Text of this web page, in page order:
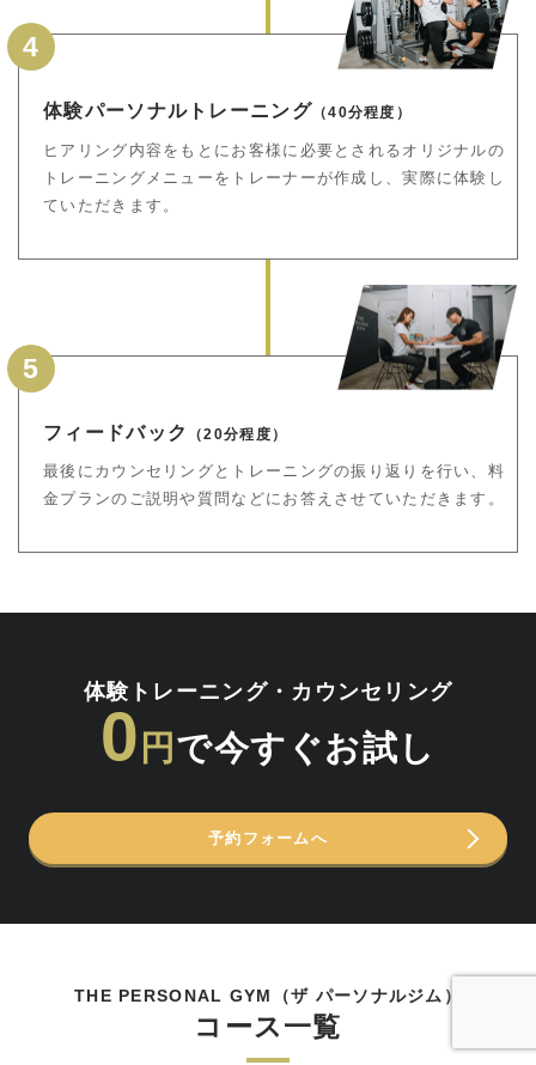
4
体験パーソナルトレーニング （40分程度）
ヒアリング内容をもとにお客様に必要とされるオリジナルの
トレーニングメニューをトレーナーが作成し、実際に体験し
ていただきます。
5
フィードバック （20分程度）
最後にカウンセリングとトレーニングの振り返りを行い、料
金プランのご説明や質問などにお答えさせていただきます。
体験トレーニング・カウンセリング
0 円 で今すぐお試し
予約フォームへ
THE PERSONAL GYM（ザ パーソナルジム）
コース一覧